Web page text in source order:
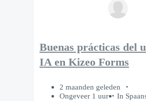
Buenas prácticas del
IA en Kizeo Forms
2 maanden geleden
Ongeveer 1 uur
In